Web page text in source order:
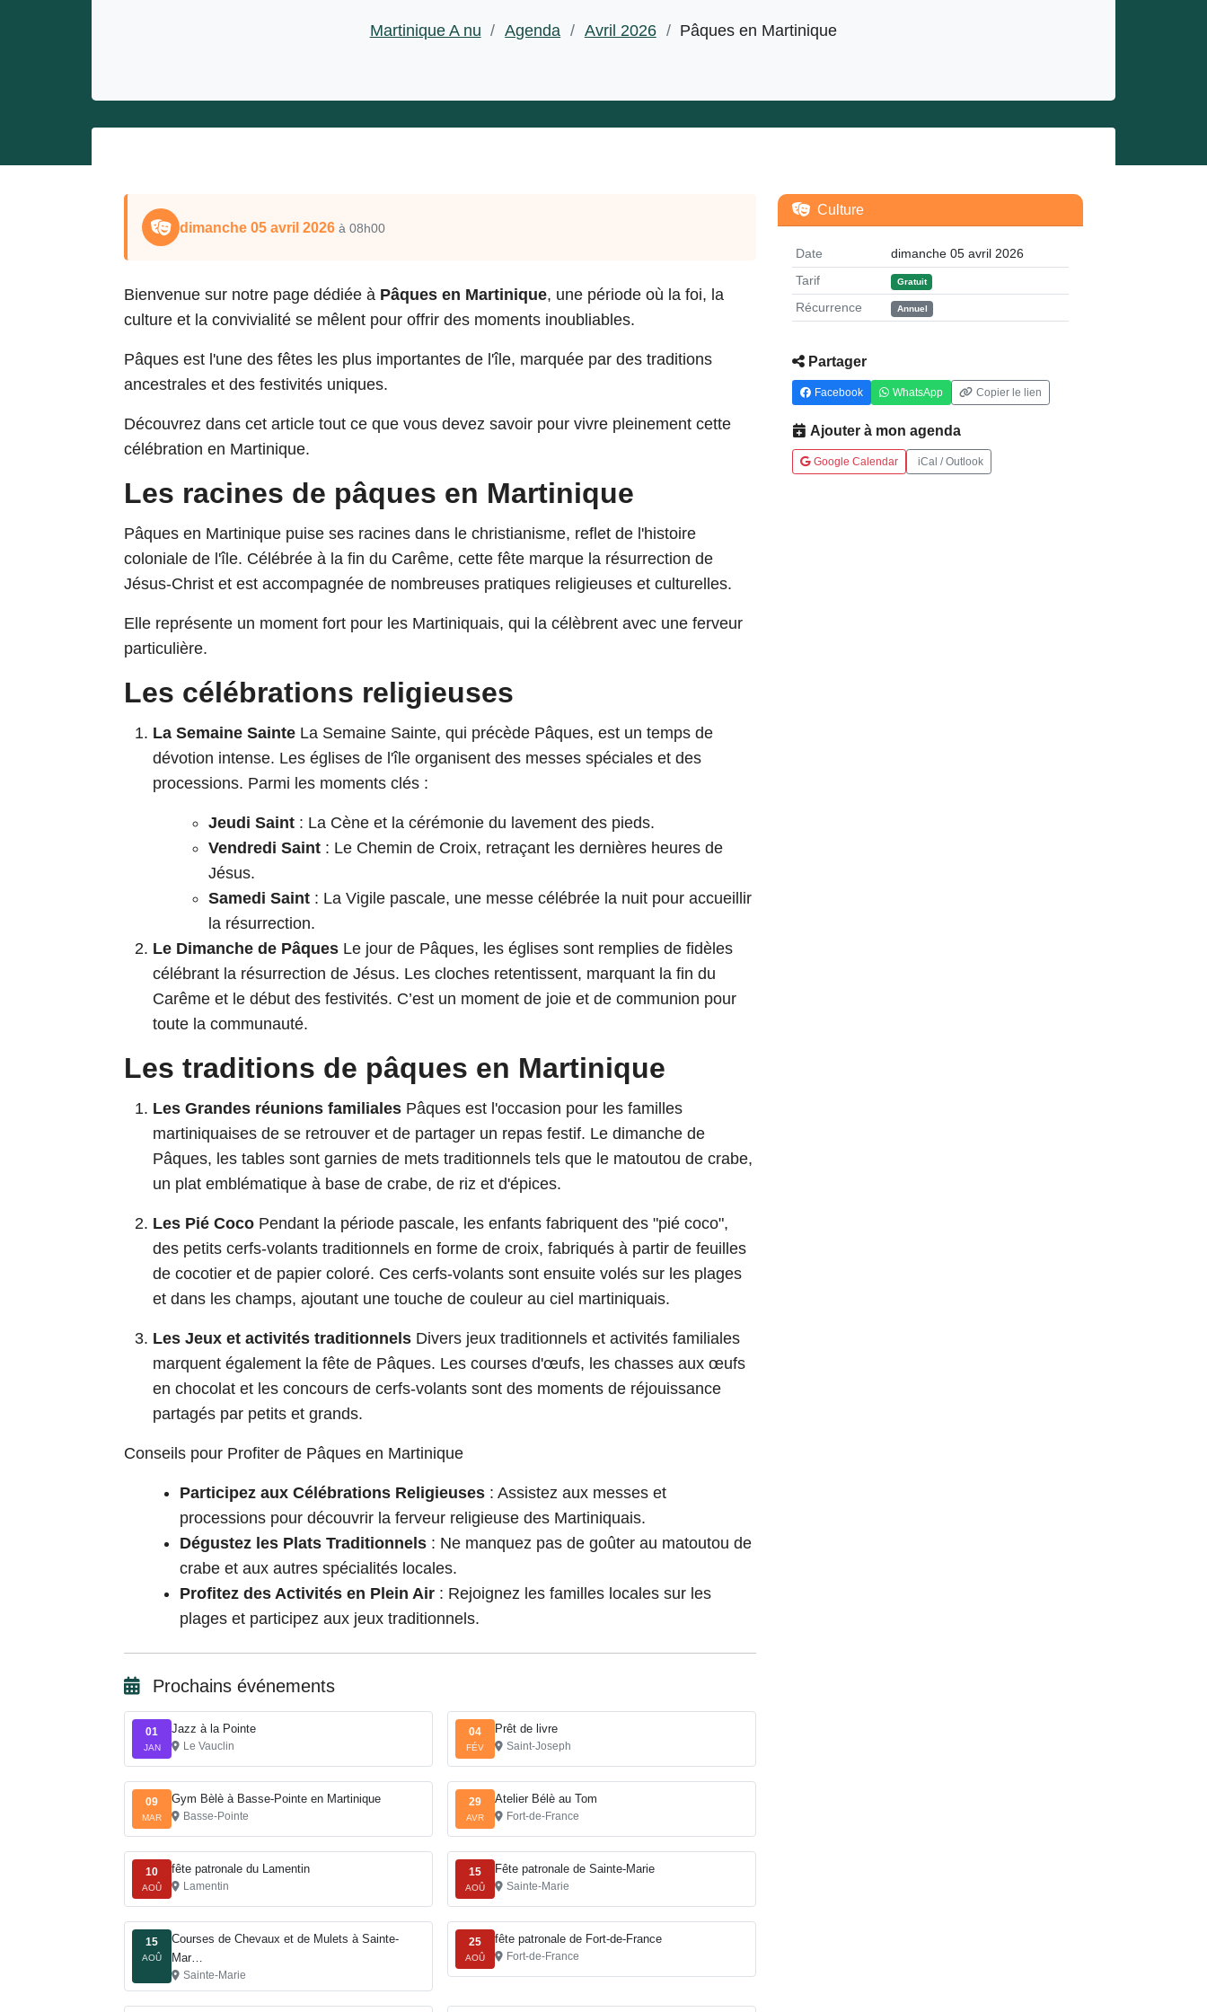
Martinique A nu / Agenda / Avril 2026 / Pâques en Martinique
dimanche 05 avril 2026 à 08h00
Bienvenue sur notre page dédiée à Pâques en Martinique, une période où la foi, la
culture et la convivialité se mêlent pour offrir des moments inoubliables.
Pâques est l'une des fêtes les plus importantes de l'île, marquée par des traditions
ancestrales et des festivités uniques.
Découvrez dans cet article tout ce que vous devez savoir pour vivre pleinement cette
célébration en Martinique.
Les racines de pâques en Martinique
Pâques en Martinique puise ses racines dans le christianisme, reflet de l'histoire
coloniale de l'île. Célébrée à la fin du Carême, cette fête marque la résurrection de
Jésus-Christ et est accompagnée de nombreuses pratiques religieuses et culturelles.
Elle représente un moment fort pour les Martiniquais, qui la célèbrent avec une ferveur
particulière.
Les célébrations religieuses
La Semaine Sainte La Semaine Sainte, qui précède Pâques, est un temps de
dévotion intense. Les églises de l'île organisent des messes spéciales et des
processions. Parmi les moments clés :
Jeudi Saint : La Cène et la cérémonie du lavement des pieds.
Vendredi Saint : Le Chemin de Croix, retraçant les dernières heures de
Jésus.
Samedi Saint : La Vigile pascale, une messe célébrée la nuit pour accueillir
la résurrection.
Le Dimanche de Pâques Le jour de Pâques, les églises sont remplies de fidèles
célébrant la résurrection de Jésus. Les cloches retentissent, marquant la fin du
Carême et le début des festivités. C’est un moment de joie et de communion pour
toute la communauté.
Les traditions de pâques en Martinique
Les Grandes réunions familiales Pâques est l'occasion pour les familles
martiniquaises de se retrouver et de partager un repas festif. Le dimanche de
Pâques, les tables sont garnies de mets traditionnels tels que le matoutou de crabe,
un plat emblématique à base de crabe, de riz et d'épices.
Les Pié Coco Pendant la période pascale, les enfants fabriquent des "pié coco",
des petits cerfs-volants traditionnels en forme de croix, fabriqués à partir de feuilles
de cocotier et de papier coloré. Ces cerfs-volants sont ensuite volés sur les plages
et dans les champs, ajoutant une touche de couleur au ciel martiniquais.
Les Jeux et activités traditionnels Divers jeux traditionnels et activités familiales
marquent également la fête de Pâques. Les courses d'œufs, les chasses aux œufs
en chocolat et les concours de cerfs-volants sont des moments de réjouissance
partagés par petits et grands.
Conseils pour Profiter de Pâques en Martinique
Participez aux Célébrations Religieuses : Assistez aux messes et
processions pour découvrir la ferveur religieuse des Martiniquais.
Dégustez les Plats Traditionnels : Ne manquez pas de goûter au matoutou de
crabe et aux autres spécialités locales.
Profitez des Activités en Plein Air : Rejoignez les familles locales sur les
plages et participez aux jeux traditionnels.
Prochains événements
01
JAN
Jazz à la Pointe
Le Vauclin
04
FÉV
Prêt de livre
Saint-Joseph
09
MAR
Gym Bèlè à Basse-Pointe en Martinique
Basse-Pointe
29
AVR
Atelier Bélè au Tom
Fort-de-France
10
AOÛ
fête patronale du Lamentin
Lamentin
15
AOÛ
Fête patronale de Sainte-Marie
Sainte-Marie
15
AOÛ
Courses de Chevaux et de Mulets à Sainte-
Mar…
Sainte-Marie
25
AOÛ
fête patronale de Fort-de-France
Fort-de-France
Culture
Date
dimanche 05 avril 2026
Tarif
Gratuit
Récurrence Annuel
Partager
Facebook WhatsApp Copier le lien
Ajouter à mon agenda
Google Calendar iCal / Outlook